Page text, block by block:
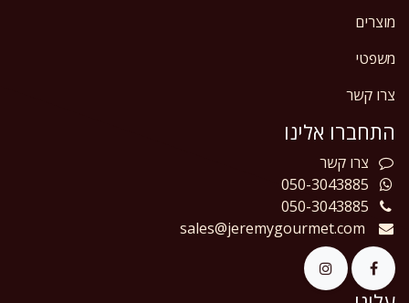
מוצרים
משפטי
צרו קשר
התחברו אלינו
צרו קשר
050-3043885
050-3043885
sales@jeremygourmet.com